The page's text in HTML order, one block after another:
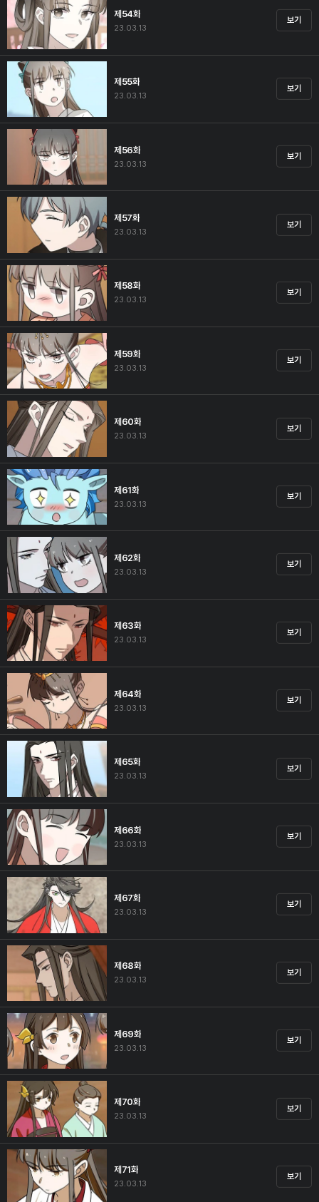
제54화
23.03.13
보기
제55화
23.03.13
보기
제56화
23.03.13
보기
제57화
23.03.13
보기
제58화
23.03.13
보기
제59화
23.03.13
보기
제60화
23.03.13
보기
제61화
23.03.13
보기
제62화
23.03.13
보기
제63화
23.03.13
보기
제64화
23.03.13
보기
제65화
23.03.13
보기
제66화
23.03.13
보기
제67화
23.03.13
보기
제68화
23.03.13
보기
제69화
23.03.13
보기
제70화
23.03.13
보기
제71화
23.03.13
보기